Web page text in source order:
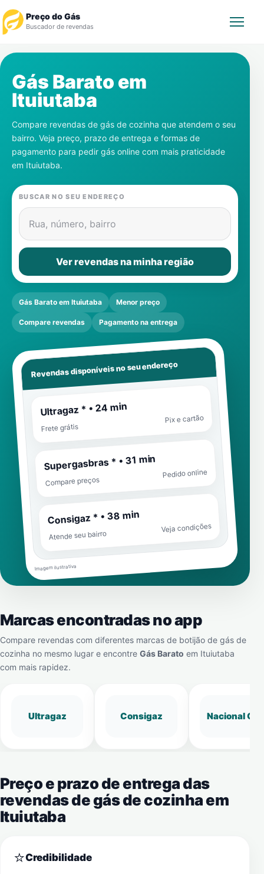
Preço do Gás
Buscador de revendas
Revendedor
Notícias
Cadastre-se
Gás
Contatos
Gás Barato em
Ituiutaba
Compare revendas de gás de cozinha que atendem o seu
bairro. Veja preço, prazo de entrega e formas de
pagamento para pedir gás online com mais praticidade
em Ituiutaba.
BUSCAR NO SEU ENDEREÇO
Rua, número, bairro
Ver revendas na minha região
Gás Barato em Ituiutaba Menor preço
Compare revendas Pagamento na entrega
Revendas disponíveis no seu endereço
Ultragaz * • 24 min
Frete grátis
Pix e cartão
Supergasbras * • 31 min
Compare preços
Pedido online
Consigaz * • 38 min
Atende seu bairro
Veja condições
Imagem ilustrativa
Marcas encontradas no app
Compare revendas com diferentes marcas de botijão de gás de
cozinha no mesmo lugar e encontre Gás Barato em Ituiutaba
com mais rapidez.
Ultragaz Consigaz Nacional Gás
Preço e prazo de entrega das
revendas de gás de cozinha em
Ituiutaba
⭐Credibilidade